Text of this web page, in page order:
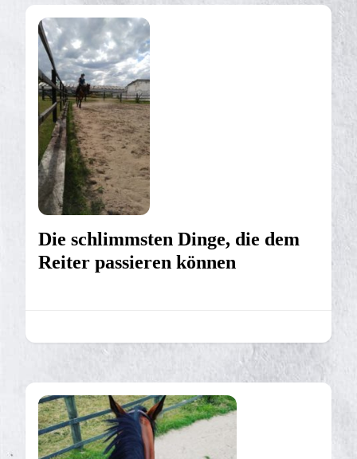
Die schlimmsten Dinge, die dem
Reiter passieren können